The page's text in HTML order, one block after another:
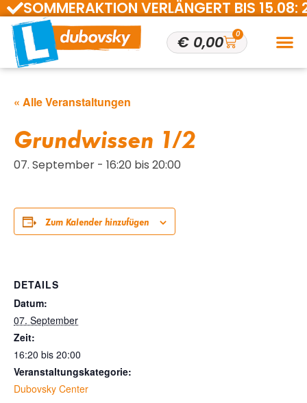
SOMMERAKTION VERLÄNGERT BIS
€0,00 0
« Alle Veranstaltungen
Grundwissen 1/2
07. September - 16:20 bis 20:00
Zum Kalender hinzufügen
DETAILS
Datum:
07. September
Zeit:
16:20 bis 20:00
Veranstaltungskategorie:
Dubovsky Center